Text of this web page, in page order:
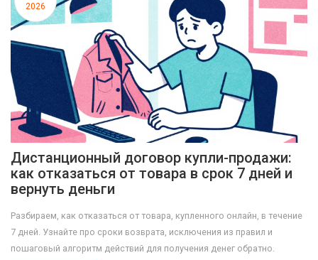
2026
Дистанционный договор купли-продажи:
как отказаться от товара в срок 7 дней и
вернуть деньги
Разбираем, как отказаться от товара, купленного онлайн, в течение
7 дней. Узнайте про сроки возврата, исключения из правил и
пошаговый алгоритм действий для получения денег обратно.